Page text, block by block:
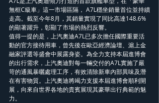
無框C級車」這一市場區隔， A7L穩坐銷量首位並持續
走高。截至今年8月，其銷量實現了同比高達148.6%
的顯著躍升，彰顯了市場的熱烈反響。
值得一提的是，上汽奧迪A7L已多次擔任國際重要活
動的官方接待用車，曾先後在歐亞經濟論壇、滬上金
融家評選等盛會中展露身姿。為全力支持本屆進博會
的出行需求，上汽奧迪對每一輛交付的A7L實施了嚴
苛的通風暴曬處理工序，有效清除新車內部異味及潛
在有害物質。上汽奧迪將竭力支援本屆進博會順利開
展，向來自世界各地的貴賓展現其豪華出行典範的魅
力。